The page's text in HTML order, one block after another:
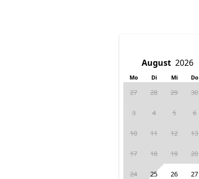
Mo Di Mi Do
27 28 29 30
3 4 5 6
10 11 12 13
17 18 19 20
24 25 26 27